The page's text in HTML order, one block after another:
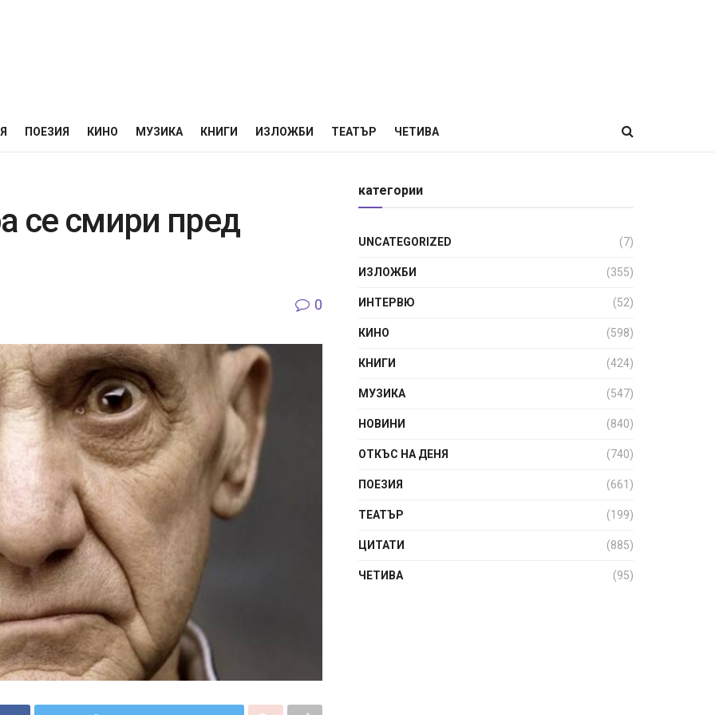
ПОЕЗИЯ КИНО МУЗИКА КНИГИ ИЗЛОЖБИ ТЕАТЪР ЧЕТИВА
се смири пред
0
категории
UNCATEGORIZED (7)
ИЗЛОЖБИ (355)
ИНТЕРВЮ (52)
КИНО (598)
КНИГИ (424)
МУЗИКА (547)
НОВИНИ (840)
ОТКЪС НА ДЕНЯ (740)
ПОЕЗИЯ (661)
ТЕАТЪР (199)
ЦИТАТИ (885)
ЧЕТИВА (95)